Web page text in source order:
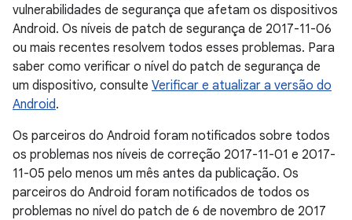
vulnerabilidades de segurança que afetam os dispositivos
Android. Os níveis de patch de segurança de 2017-11-06
ou mais recentes resolvem todos esses problemas. Para
saber como verificar o nível do patch de segurança de
um dispositivo, consulte Verificar e atualizar a versão do
Android.
Os parceiros do Android foram notificados sobre todos
os problemas nos níveis de correção 2017-11-01 e 2017-
11-05 pelo menos um mês antes da publicação. Os
parceiros do Android foram notificados de todos os
problemas no nível do patch de 6 de novembro de 2017